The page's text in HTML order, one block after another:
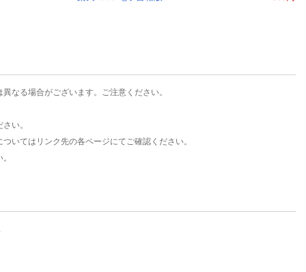
なる場合がございます。ご注意ください。
い。
いてはリンク先の各ページにてご確認ください。